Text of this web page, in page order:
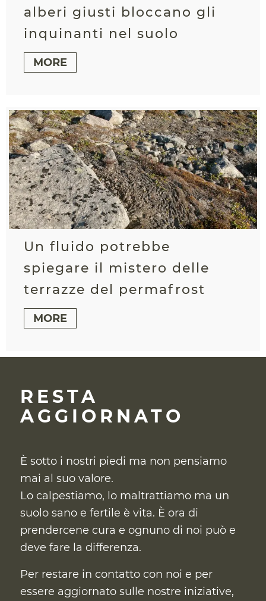
alberi giusti bloccano gli
inquinanti nel suolo
MORE
Un fluido potrebbe
spiegare il mistero delle
terrazze del permafrost
MORE
RESTA
AGGIORNATO
È sotto i nostri piedi ma non pensiamo
mai al suo valore.
Lo calpestiamo, lo maltrattiamo ma un
suolo sano e fertile è vita. È ora di
prendercene cura e ognuno di noi può e
deve fare la differenza.
Per restare in contatto con noi e per
essere aggiornato sulle nostre iniziative,